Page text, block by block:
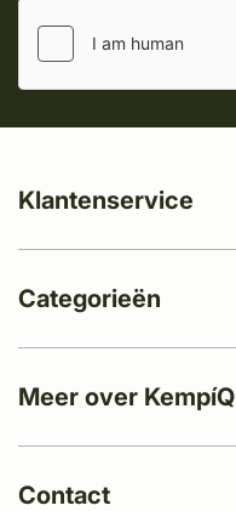
Meer over KempíQ
Klantenservice
Categorieën
Contact